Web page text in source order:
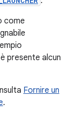
come
presente alcun
Fornire un
.